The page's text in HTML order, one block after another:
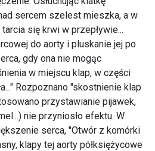
sercem szelest mieszka, a w
się krwi w przepływie...
do aorty i pluskanie jej po
gdy ona nie mogąc
w miejscu klap, w części
Rozpoznano "skostnienie klap
przystawianie pijawek,
nie przyniosło efektu. W
serca, "Otwór z komórki
klapy tej aorty półksiężycowe